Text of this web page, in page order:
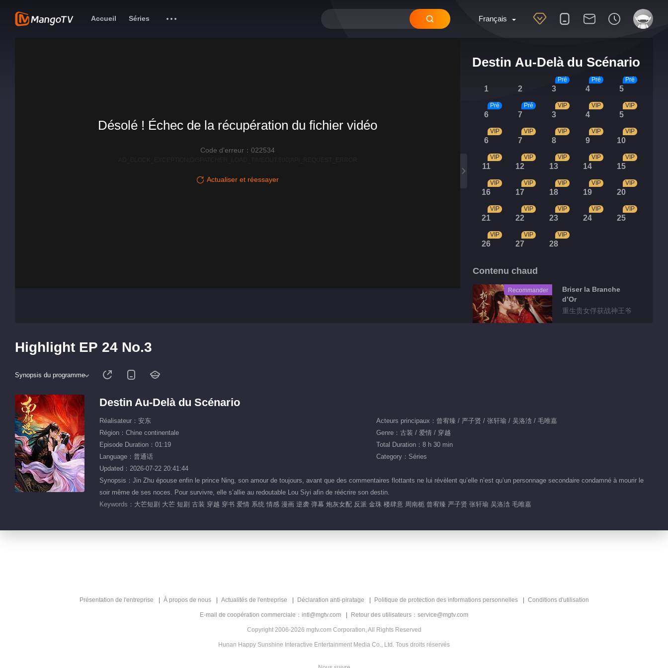
Français
Accueil Séries
Destin Au-Delà du Scénario
1 2 3
Pré
4
Pré
5
Pré
6
Pré
7
Pré
3
VIP
4
VIP
5
VIP
6
VIP
7
VIP
8
VIP
9
VIP
10
VIP
11
VIP
12
VIP
13
VIP
14
VIP
15
VIP
16
VIP
17
VIP
18
VIP
19
VIP
20
VIP
21
VIP
22
VIP
23
VIP
24
VIP
25
VIP
26
VIP
27
VIP
28
VIP
Contenu chaud
Recommander
Briser la Branche
d’Or
重生贵女俘获战神王爷
00:36
Destin Au-Delà du
Scénario
Désolé ! Échec de la récupération du fichier vidéo
Code d'erreur：022534
Actualiser et réessayer
Highlight EP 24 No.3
Synopsis du programme
Destin Au-Delà du Scénario
Réalisateur：安东
Acteurs principaux：曾宥臻 / 严子贤 / 张轩瑜 / 吴洛浛 / 毛唯嘉
Région：Chine continentale
Genre：古装 / 爱情 / 穿越
Episode Duration：01:19
Total Duration：8 h 30 min
Language：普通话
Category：Séries
Updated：2026-07-22 20:41:44
Synopsis：Jin Zhu épouse enfin le prince Ning, son amour de toujours, avant que des commentaires flottants ne lui révèlent qu’elle n’est qu’un personnage secondaire condamné à mourir le
soir même de ses noces. Pour survivre, elle s’allie au redoutable Lou Siyi afin de réécrire son destin.
Keywords： 大芒短剧 大芒 短剧 古装 穿越 穿书 爱情 系统 情感 漫画 逆袭 弹幕 炮灰女配 反派 金珠 楼肆意 周南栀 曾宥臻 严子贤 张轩瑜 吴洛浛 毛唯嘉
Présentation de l'entreprise À propos de nous Actualités de l'entreprise Déclaration anti-piratage Politique de protection des informations personnelles Conditions d'utilisation
E-mail de coopération commerciale：intl@mgtv.com Retour des utilisateurs：service@mgtv.com
Copyright 2006-2026 mgtv.com Corporation, All Rights Reserved
Hunan Happy Sunshine Interactive Entertainment Media Co., Ltd. Tous droits réservés